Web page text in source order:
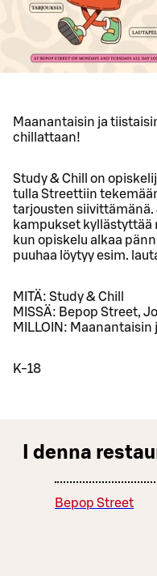
Maanantaisin ja
chillattaan!
Study & Chill on
tulla Streettiin
tarjousten siivittämänä.
kampukset kyllästyttää
kun opiskelu alkaa
puuhaa löytyy esim.
MITÄ: Study & Chill
MISSÄ: Bepop Street,
MILLOIN:
K-18
I denna
Bepop Street